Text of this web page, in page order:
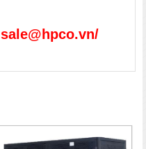
sale@hpco.vn/